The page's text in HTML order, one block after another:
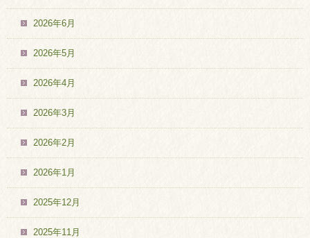
2026年6月
2026年5月
2026年4月
2026年3月
2026年2月
2026年1月
2025年12月
2025年11月